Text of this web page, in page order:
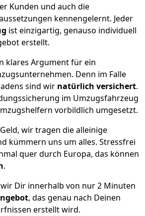
Kunden und auch die
kennengelernt. Jeder
ist einzigartig, genauso individuell
erstellt.
klares Argument für ein
Denn im Falle
sind wir natürlich versichert.
im Umzugsfahrzeug
vorbildlich umgesetzt.
wir tragen die alleinige
kümmern uns um alles. Stressfrei
quer durch Europa, das können
.
Dir innerhalb von nur2 Minuten
, das genau nach Deinen
erstellt wird.